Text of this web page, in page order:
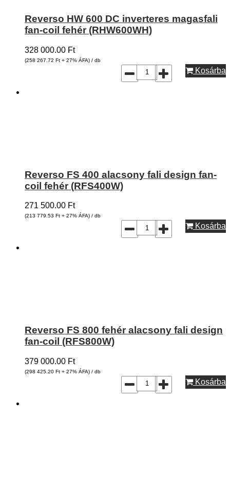
Reverso HW 600 DC inverteres magasfali
fan-coil fehér (RHW600WH)
328 000.00 Ft
(258 267.72 Ft + 27% ÁFA) / db
Kosárba
Reverso FS 400 alacsony fali design fan-
coil fehér (RFS400W)
271 500.00 Ft
(213 779.53 Ft + 27% ÁFA) / db
Kosárba
Reverso FS 800 fehér alacsony fali design
fan-coil (RFS800W)
379 000.00 Ft
(298 425.20 Ft + 27% ÁFA) / db
Kosárba